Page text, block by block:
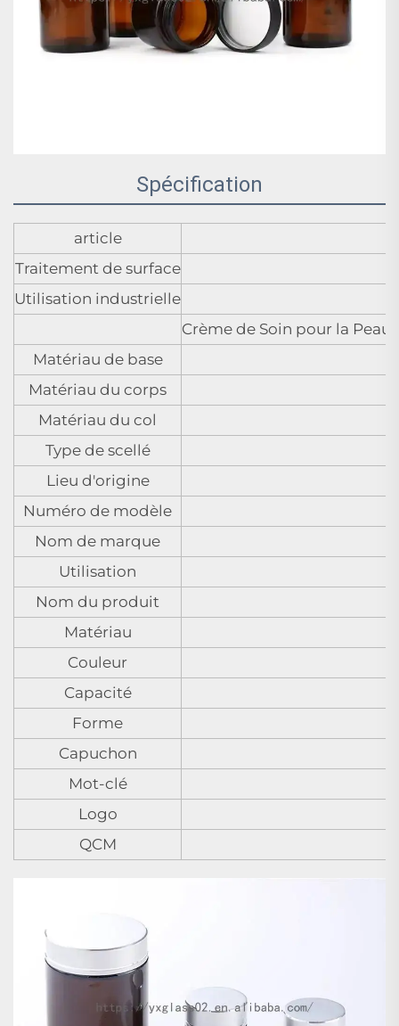
Spécification
article
Traitement de surface
Utilisation industrielle
Crème de Soin pour la
Matériau de base
Matériau du corps
Matériau du col
Type de scellé
Lieu d'origine
Numéro de modèle
Nom de marque
Utilisation
Nom du produit
Matériau
Couleur
Capacité
Forme
Capuchon
Mot-clé
Logo
QCM